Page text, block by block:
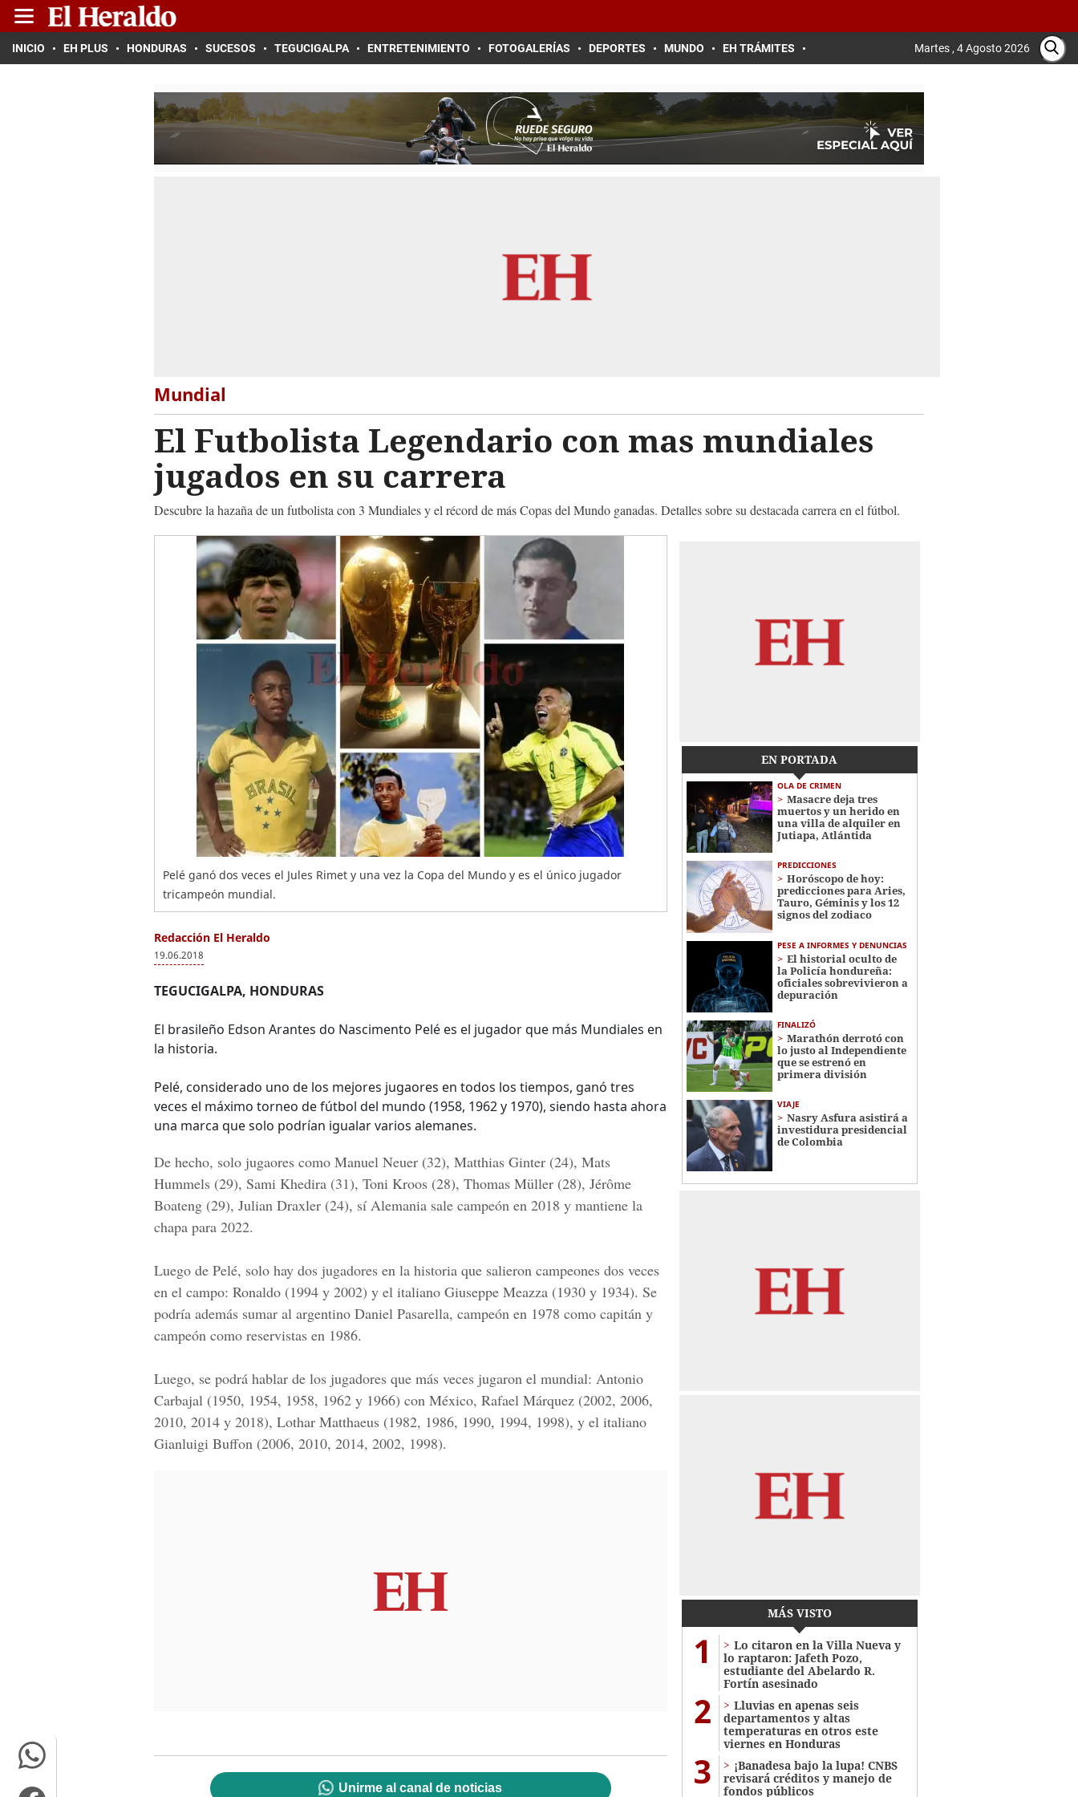
INICIO EH PLUS HONDURAS SUCESOS TEGUCIGALPA ENTRETENIMIENTO FOTOGALERÍAS DEPORTES MUNDO EH TRÁMITES Martes , 4 Agosto 2026
Mundial
El Futbolista Legendario con mas mundiales
jugados en su carrera
Descubre la hazaña de un futbolista con 3 Mundiales y el récord de más Copas del Mundo ganadas. Detalles sobre su destacada carrera en el fútbol.
Pelé ganó dos veces el Jules Rimet y una vez la Copa del Mundo y es el único jugador
tricampeón mundial.
Redacción El Heraldo
19.06.2018
TEGUCIGALPA, HONDURAS
El brasileño Edson Arantes do Nascimento Pelé es el jugador que más Mundiales en
la historia.
Pelé, considerado uno de los mejores jugaores en todos los tiempos, ganó tres
veces el máximo torneo de fútbol del mundo (1958, 1962 y 1970), siendo hasta ahora
una marca que solo podrían igualar varios alemanes.
De hecho, solo jugaores como Manuel Neuer (32), Matthias Ginter (24), Mats
Hummels (29), Sami Khedira (31), Toni Kroos (28), Thomas Müller (28), Jérôme
Boateng (29), Julian Draxler (24), sí Alemania sale campeón en 2018 y mantiene la
chapa para 2022.
Luego de Pelé, solo hay dos jugadores en la historia que salieron campeones dos veces
en el campo: Ronaldo (1994 y 2002) y el italiano Giuseppe Meazza (1930 y 1934). Se
podría además sumar al argentino Daniel Pasarella, campeón en 1978 como capitán y
campeón como reservistas en 1986.
Luego, se podrá hablar de los jugadores que más veces jugaron el mundial: Antonio
Carbajal (1950, 1954, 1958, 1962 y 1966) con México, Rafael Márquez (2002, 2006,
2010, 2014 y 2018), Lothar Matthaeus (1982, 1986, 1990, 1994, 1998), y el italiano
Gianluigi Buffon (2006, 2010, 2014, 2002, 1998).
Unirme al canal de noticias
EN PORTADA
OLA DE CRIMEN
Masacre deja tres
muertos y un herido en
una villa de alquiler en
Jutiapa, Atlántida
PREDICCIONES
Horóscopo de hoy:
predicciones para Aries,
Tauro, Géminis y los 12
signos del zodiaco
PESE A INFORMES Y DENUNCIAS
El historial oculto de
la Policía hondureña:
oficiales sobrevivieron a
depuración
FINALIZÓ
Marathón derrotó con
lo justo al Independiente
que se estrenó en
primera división
VIAJE
Nasry Asfura asistirá a
investidura presidencial
de Colombia
MÁS VISTO
1
Lo citaron en la Villa Nueva y
lo raptaron: Jafeth Pozo,
estudiante del Abelardo R.
Fortín asesinado
2
Lluvias en apenas seis
departamentos y altas
temperaturas en otros este
viernes en Honduras
3
¡Banadesa bajo la lupa! CNBS
revisará créditos y manejo de
fondos públicos